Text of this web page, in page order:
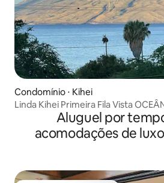
Condomínio ⋅ Kihei
Linda Kihei Primeira Fila Vista
Aluguel por
acomodações de